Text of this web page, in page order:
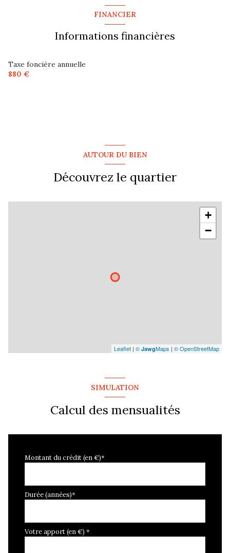
chambre
chambre
FINANCIER
Informations financières
Taxe foncière annuelle
880 €
AUTOUR DU BIEN
Découvrez le quartier
+
−
Leaflet | © JawgMaps | © OpenStreetMap
SIMULATION
Calcul des mensualités
Montant du crédit (en €)*
Durée (années)*
Votre apport (en €) *